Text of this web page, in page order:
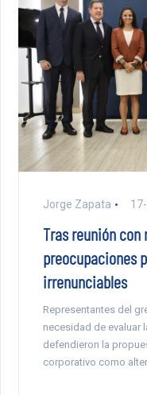
Jorge Zapata
Tras reunión con
preocupaciones
irrenunciables
Representantes del
necesidad de evaluar
defendieron la
corporativo como